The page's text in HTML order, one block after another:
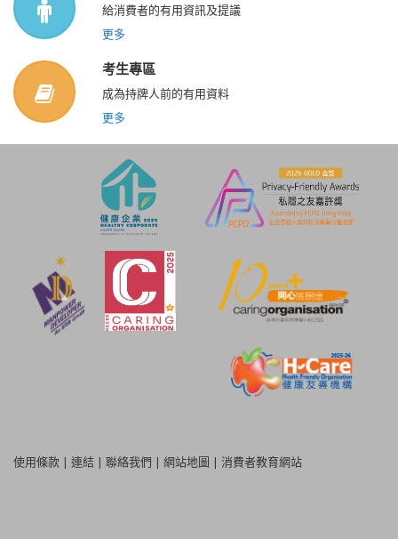
給消費者的有用資訊及提議
更多
考生專區
成為持牌人前的有用資料
更多
使用條款 | 連結 | 聯絡我們 | 網站地圖 | 消費者教育網站